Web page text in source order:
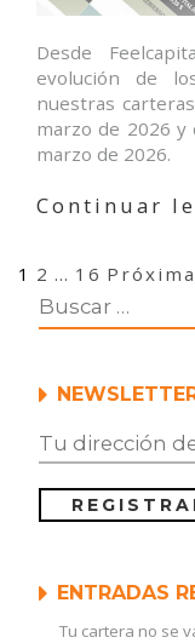
Desde
evolución de
nuestras
marzo de 2026
marzo de 2026.
Continuar
Navegación
de
entradas
Página
1 Página
2 … Página
16
ENTRADAS
Tu cartera no se